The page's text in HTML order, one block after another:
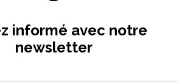
informé avec notre
newsletter